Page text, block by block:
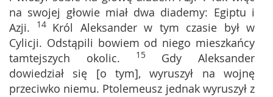
na swojej głowie miał dwa diademy: Egiptu i
Azji. 14 Król Aleksander w tym czasie był w
Cylicji. Odstąpili bowiem od niego mieszkańcy
tamtejszych okolic. 15 Gdy Aleksander
dowiedział się [o tym], wyruszył na wojnę
przeciwko niemu. Ptolemeusz jednak wyruszył z